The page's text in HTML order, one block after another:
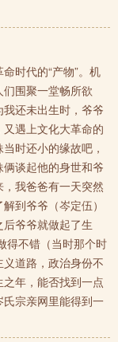
时代的“产物”。机
围聚一堂畅所欲
还未出生时，爷爷
又遇上文化大革命的
时还小的缘故吧，
谈起他的身世和爷
我爸爸有一天突然
到爷爷（岑定伍）
爷爷就做起了生
得不错（当时那个时
道路，政治身份不
年，能否找到一点
宗亲网里能得到一